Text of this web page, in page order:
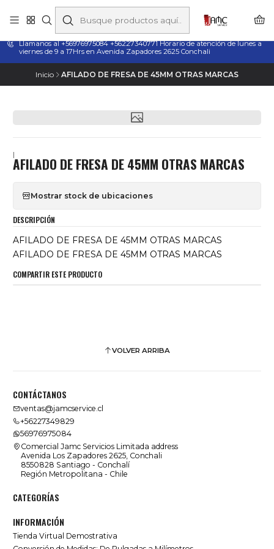
Taladros Magnéticos en Chile | Venta, Arriendo y Servicio
Técnico
Llamanos al +56976975084 +56227340771 Horario de atención de lunes a
viernes de 9 a 17Hrs en Avenida Zapadores 2625 Conchali
Inicio AFILADO DE FRESA DE 45MM OTRAS MARCAS
|
AFILADO DE FRESA DE 45MM OTRAS MARCAS
Mostrar stock de ubicaciones
DESCRIPCIÓN
AFILADO DE FRESA DE 45MM OTRAS MARCAS
AFILADO DE FRESA DE 45MM OTRAS MARCAS
COMPARTIR ESTE PRODUCTO
VOLVER ARRIBA
CONTÁCTANOS
ventas@jamcservice.cl
+56227349829
56976975084
Comercial Jamc Servicios Limitada address
Avenida Los Zapadores 2625, Conchali
8550828 Santiago - Conchalí
Región Metropolitana - Chile
CATEGORÍAS
INFORMACIÓN
Tienda Virtual Demostrativa